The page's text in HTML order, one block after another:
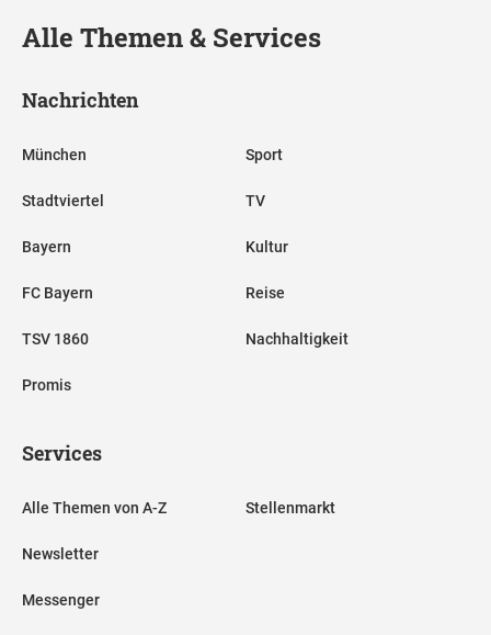
Alle Themen & Services
Nachrichten
München
Stadtviertel
Bayern
FC Bayern
TSV 1860
Promis
Sport
TV
Kultur
Reise
Nachhaltigkeit
Services
Alle Themen von A-Z
Newsletter
Messenger
Stellenmarkt